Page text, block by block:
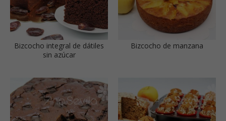
Bizcocho integral de dátiles
sin azúcar
Bizcocho de manzana